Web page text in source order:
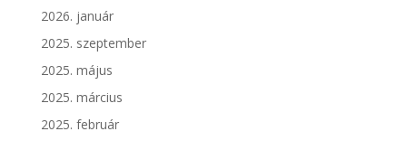
2026. január
2025. szeptember
2025. május
2025. március
2025. február